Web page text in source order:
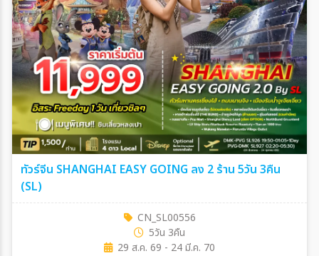
ทัวร์จีน SHANGHAI EASY GOING ลง 2 ร้าน 5วัน 3คืน
(SL)
CN_SL00556
5วัน 3คืน
29 ส.ค. 69 - 24 มี.ค. 70